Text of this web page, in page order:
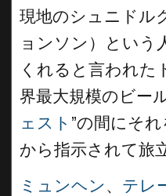
現地のシュニドル
ョンソン）という
くれると言われた
界最大規模のビー
ェスト ”の間にそ
から指示されて旅
ミュンヘン 、 テレ